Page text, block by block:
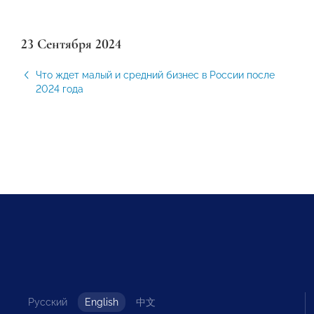
23 Сентября 2024
Что ждет малый и средний бизнес в России после
2024 года
Русский English 中文